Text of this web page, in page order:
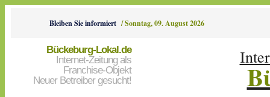
Bleiben Sie informiert /Sonntag, 09. August 2026
Bückeburg-Lokal.de
Internet-Zeitung als
Franchise-Objekt
Neuer Betreiber gesucht!